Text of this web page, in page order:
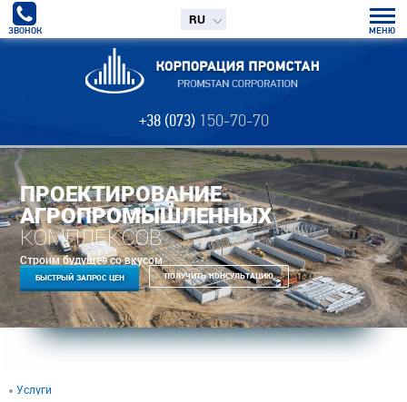
ЗВОНОК
RU
МЕНЮ
+38 (073) 150-70-70
ПРОЕКТИРОВАНИЕ
АГРОПРОМЫШЛЕННЫХ
КОМПЛЕКСОВ
Строим будущее со вкусом
БЫСТРЫЙ ЗАПРОС ЦЕН ПОЛУЧИТЬ КОНСУЛЬТАЦИЮ
Услуги